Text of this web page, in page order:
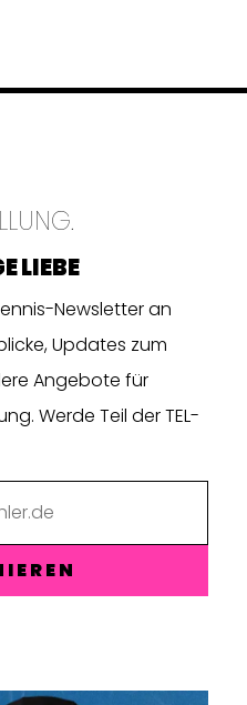
LIEBE
Newsletter an
Updates zum
Angebote für
Werde Teil der TEL-